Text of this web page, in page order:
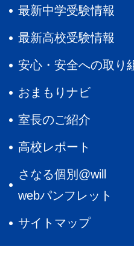
最新中学受験情報
最新高校受験情報
安心・安全への取り
おまもりナビ
室長のご紹介
高校レポート
さなる個別@will
webパンフレット
サイトマップ